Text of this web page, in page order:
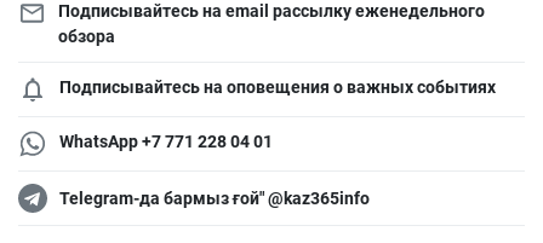
Подписывайтесь на email рассылку еженедельного
обзора
Подписывайтесь на оповещения о важных событиях
WhatsApp +7 771 228 04 01
Telegram-да бармыз ғой" @kaz365info